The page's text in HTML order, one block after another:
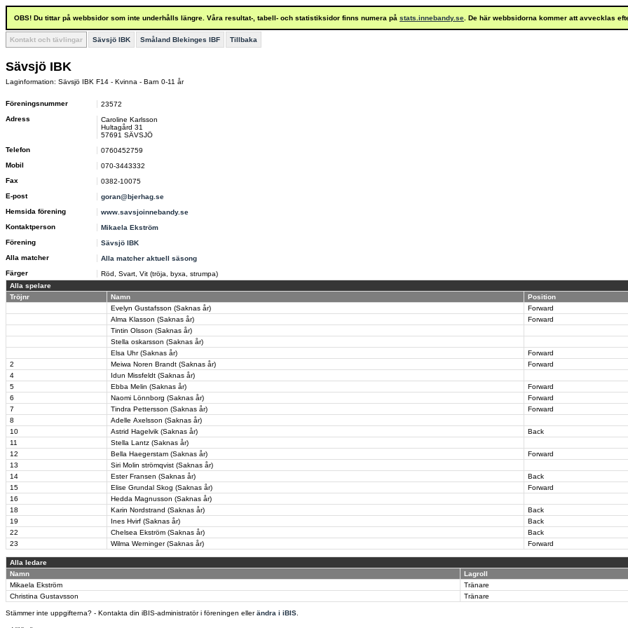
OBS! Du tittar på webbsidor som inte underhålls längre. Våra resultat-, tabell- och statistiksidor finns numera på stats.innebandy.se . De här webbsidorna kommer att avvecklas
Kontakt och tävlingar Sävsjö IBK Småland Blekinges IBF Tillbaka
Sävsjö IBK
Laginformation: Sävsjö IBK F14 - Kvinna - Barn 0-11 år
Föreningsnummer
23572
Adress
Caroline Karlsson
Hultagård 31
57691 SÄVSJÖ
Telefon
0760452759
Mobil
070-3443332
Fax
0382-10075
E-post
goran@bjerhag.se
Hemsida förening
www.savsjoinnebandy.se
Kontaktperson
Mikaela Ekström
Förening
Sävsjö IBK
Alla matcher
Alla matcher aktuell säsong
Färger
Röd, Svart, Vit (tröja, byxa, strumpa)
Alla spelare
Tröjnr
Namn
Position
Evelyn Gustafsson (Saknas år)
Forward
Alma Klasson (Saknas år)
Forward
Tintin Olsson (Saknas år)
Stella oskarsson (Saknas år)
Elsa Uhr (Saknas år)
Forward
2
Meiwa Noren Brandt (Saknas år)
Forward
4
Idun Missfeldt (Saknas år)
5
Ebba Melin (Saknas år)
Forward
6
Naomi Lönnborg (Saknas år)
Forward
7
Tindra Pettersson (Saknas år)
Forward
8
Adelle Axelsson (Saknas år)
10
Astrid Hagelvik (Saknas år)
Back
11
Stella Lantz (Saknas år)
12
Bella Haegerstam (Saknas år)
Forward
13
Siri Molin strömqvist (Saknas år)
14
Ester Fransen (Saknas år)
Back
15
Elise Grundal Skog (Saknas år)
Forward
16
Hedda Magnusson (Saknas år)
18
Karin Nordstrand (Saknas år)
Back
19
Ines Hvirf (Saknas år)
Back
22
Chelsea Ekström (Saknas år)
Back
23
Wilma Werninger (Saknas år) Forward
Alla ledare
Namn
Lagroll
Mikaela Ekström
Tränare
Christina Gustavsson
Tränare
Stämmer inte uppgifterna? - Kontakta din iBIS-administratör i föreningen ellerändra i iBIS